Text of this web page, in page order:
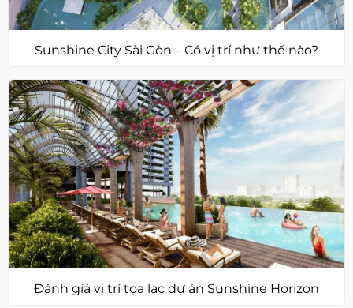
Sunshine City Sài Gòn – Có vị trí như thế nào?
Đánh giá vị trí tọa lạc dự án Sunshine Horizon